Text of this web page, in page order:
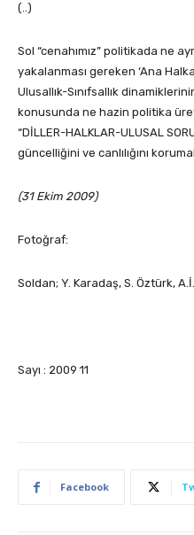
(..)
Sol “cenahımız” politikada ne
yakalanması gereken ‘Ana
Ulusallık-Sınıfsallık
konusunda ne hazin politika
“DİLLER-HALKLAR-ULUSAL
güncelliğini ve canlılığını
(31 Ekim 2009)
Fotoğraf:
Soldan; Y. Karadaş, S. Öztürk,
Sayı : 2009 11
Facebook